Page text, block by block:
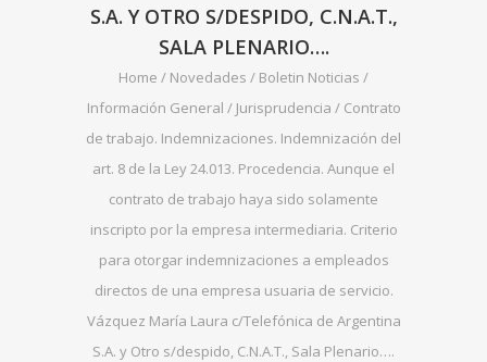
S.A. Y OTRO S/DESPIDO, C.N.A.T.,
SALA PLENARIO….
Home / Novedades / Boletin Noticias /
Información General / Jurisprudencia / Contrato
de trabajo. Indemnizaciones. Indemnización del
art. 8 de la Ley 24.013. Procedencia. Aunque el
contrato de trabajo haya sido solamente
inscripto por la empresa intermediaria. Criterio
para otorgar indemnizaciones a empleados
directos de una empresa usuaria de servicio.
Vázquez María Laura c/Telefónica de Argentina
S.A. y Otro s/despido, C.N.A.T., Sala Plenario….